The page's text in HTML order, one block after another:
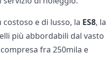
e di lusso, la ES8, la
più abbordabili dal vasto
fra 250mila e